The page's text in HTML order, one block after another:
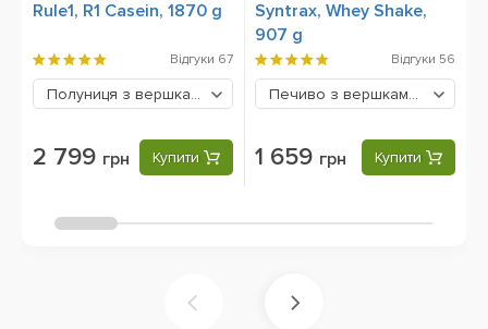
Rule1, R1 Casein, 1870 g
Відгуки 67
Полуниця з вершками 2799 грн
2 799 грн Купити
Syntrax, Whey Shake,
907 g
Відгуки 56
Печиво з вершками 1659 грн
1 659 грн Купити